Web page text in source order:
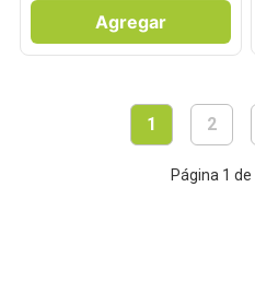
Agregar
1 2
Página 1 de